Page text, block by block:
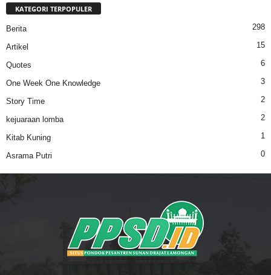
KATEGORI TERPOPULER
Berita 298
Artikel 15
Quotes 6
One Week One Knowledge 3
Story Time 2
kejuaraan lomba 2
Kitab Kuning 1
Asrama Putri 0